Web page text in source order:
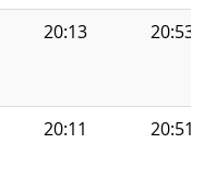
20:13 20:53
20:11 20:51